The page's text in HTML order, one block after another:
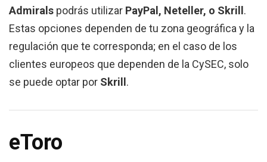
Admirals podrás utilizar PayPal, Neteller, o Skrill .
Estas opciones dependen de tu zona geográfica y la
regulación que te corresponda; en el caso de los
clientes europeos que dependen de la CySEC, solo
se puede optar por Skrill .
eToro